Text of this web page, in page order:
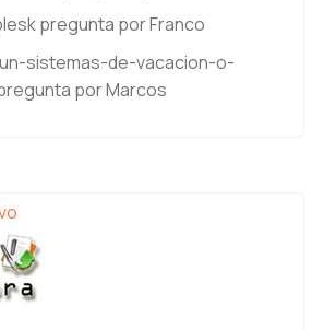
pregunta por Franco
sistemas-de-vacacion-o-
por Marcos